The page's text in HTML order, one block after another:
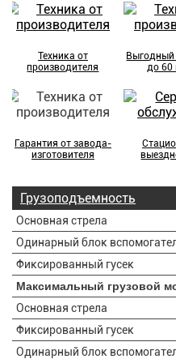
Техника от
производителя
Выгодный
до 60
Гарантия от завода-
изготовителя
Грузоподъемность
Основная стрела
Одинарный блок
Фиксированный гусек
Максимальный грузовой
Основная стрела
Фиксированный гусек
Одинарный блок